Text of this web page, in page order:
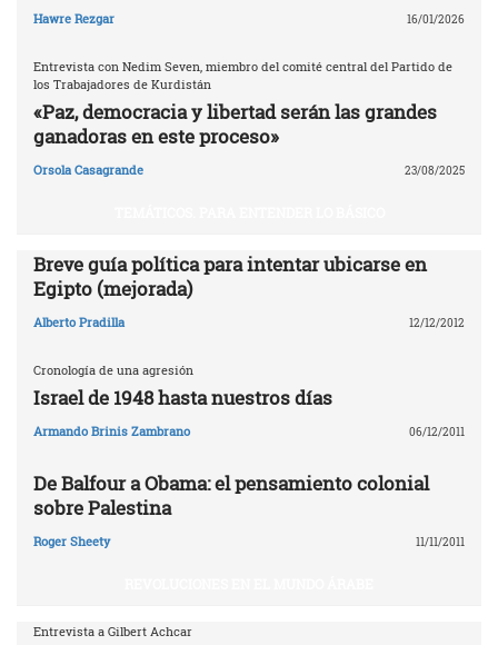
Hawre Rezgar 16/01/2026
Entrevista con Nedim Seven, miembro del comité central del Partido de
los Trabajadores de Kurdistán
«Paz, democracia y libertad serán las grandes
ganadoras en este proceso»
Orsola Casagrande 23/08/2025
Breve guía política para intentar ubicarse en
Egipto (mejorada)
Alberto Pradilla 12/12/2012
Cronología de una agresión
Israel de 1948 hasta nuestros días
Armando Brinis Zambrano 06/12/2011
De Balfour a Obama: el pensamiento colonial
sobre Palestina
Roger Sheety 11/11/2011
Entrevista a Gilbert Achcar